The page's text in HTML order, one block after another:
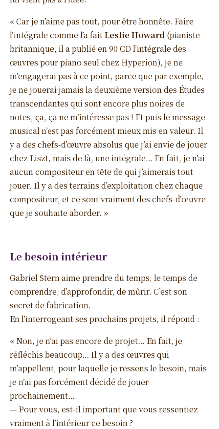
« Car je n’aime pas tout, pour être honnête. Faire
l’intégrale comme l’a faitLeslie Howard (pianiste
britannique, il a publié en 90 CD l’intégrale des
œuvres pour piano seul chez Hyperion), je ne
m’engagerai pas à ce point, parce que par exemple,
je ne jouerai jamais la deuxième version des Études
transcendantes qui sont encore plus noires de
notes, ça, ça ne m’intéresse pas ! Et puis le message
musical n’est pas forcément mieux mis en valeur. Il
y a des chefs-d’œuvre absolus que j’ai envie de jouer
chez Liszt, mais de là, une intégrale… En fait, je n’ai
aucun compositeur en tête de qui j’aimerais tout
jouer. Il y a des terrains d’exploitation chez chaque
compositeur, et ce sont vraiment des chefs-d’œuvre
que je souhaite aborder. »
Le besoin intérieur
Gabriel Stern aime prendre du temps, le temps de
comprendre, d’approfondir, de mûrir. C’est son
secret de fabrication.
En l’interrogeant ses prochains projets, il répond :
« Non, je n’ai pas encore de projet… En fait, je
réfléchis beaucoup… Il y a des œuvres qui
m’appellent, pour laquelle je ressens le besoin, mais
je n’ai pas forcément décidé de jouer
prochainement…
— Pour vous, est-il important que vous ressentiez
vraiment à l’intérieur ce besoin ?